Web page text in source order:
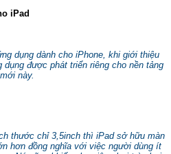
iPad
dụng dành cho iPhone, khi giới thiệu
được phát triển riêng cho nền tảng
mới này.
thước chỉ 3,5inch thì iPad sở hữu màn
hơn đồng nghĩa với việc người dùng ít